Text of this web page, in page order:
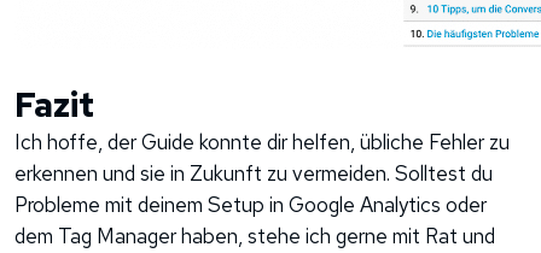
Fazit
Ich hoffe, der Guide konnte dir helfen, übliche Fehler zu
erkennen und sie in Zukunft zu vermeiden. Solltest du
Probleme mit deinem Setup in Google Analytics oder
dem Tag Manager haben, stehe ich gerne mit Rat und